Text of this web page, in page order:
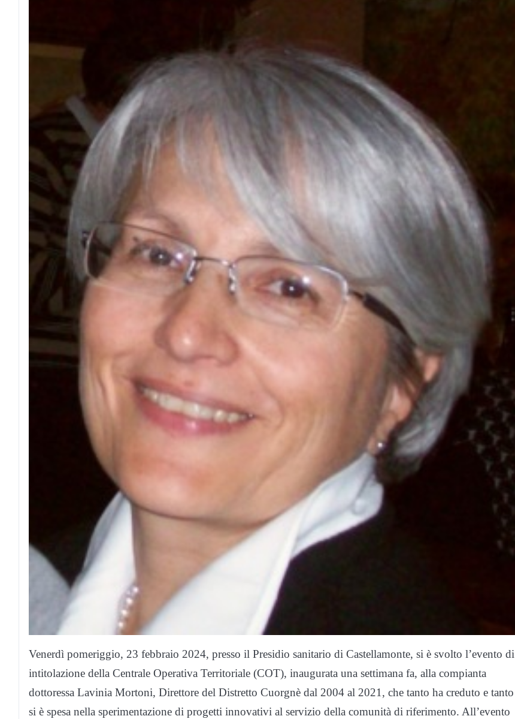
Venerdì pomeriggio, 23 febbraio 2024, presso il Presidio sanitario di Castellamonte, si è svolto l’evento di
intitolazione della Centrale Operativa Territoriale (COT), inaugurata una settimana fa, alla compianta
dottoressa Lavinia Mortoni, Direttore del Distretto Cuorgnè dal 2004 al 2021, che tanto ha creduto e tanto
si è spesa nella sperimentazione di progetti innovativi al servizio della comunità di riferimento. All’evento